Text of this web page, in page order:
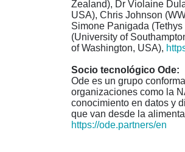
Zealand), Dr Violaine
USA), Chris Johnson
Simone Panigada
(University of
of Washington, USA),
Socio tecnol ógico Ode:
Ode es un grupo
organizaciones como la
conocimiento en datos y
que van desde la
https://ode.partners/en